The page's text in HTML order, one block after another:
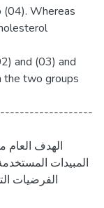
(04). Whereas
and (03) and
the two groups
الهدف العام
المبيدات
الفرضيات